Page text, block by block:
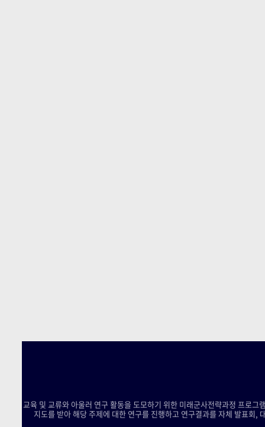
교육 및 교류와 아울러 연구 활동을 도모하기 위한 미래군사전략과정 프로
지도를 받아 해당 주제에 대한 연구를 진행하고 연구결과를 자체 발표회